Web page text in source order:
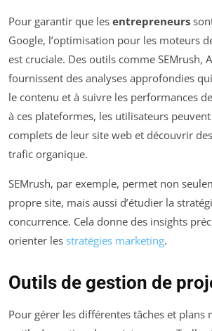
Pour garantir que les entrepreneurs
Google, l’optimisation pour les moteurs
est cruciale. Des outils comme SEMrush,
fournissent des analyses approfondies
le contenu et à suivre les performances
à ces plateformes, les utilisateurs
complets de leur site web et découvrir
trafic organique.
SEMrush, par exemple, permet non
propre site, mais aussi d’étudier la
concurrence. Cela donne des insights
orienter les stratégies marketing.
Outils de gestion de
Pour gérer les différentes tâches et plans